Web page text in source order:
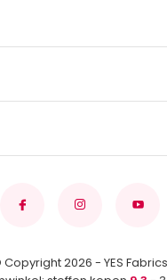
2026 - YES Fabrics